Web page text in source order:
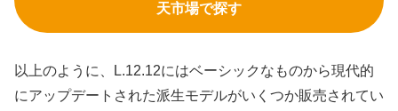
天市場で探す
以上のように、L.12.12にはベーシックなものから現代的
にアップデートされた派生モデルがいくつか販売されてい